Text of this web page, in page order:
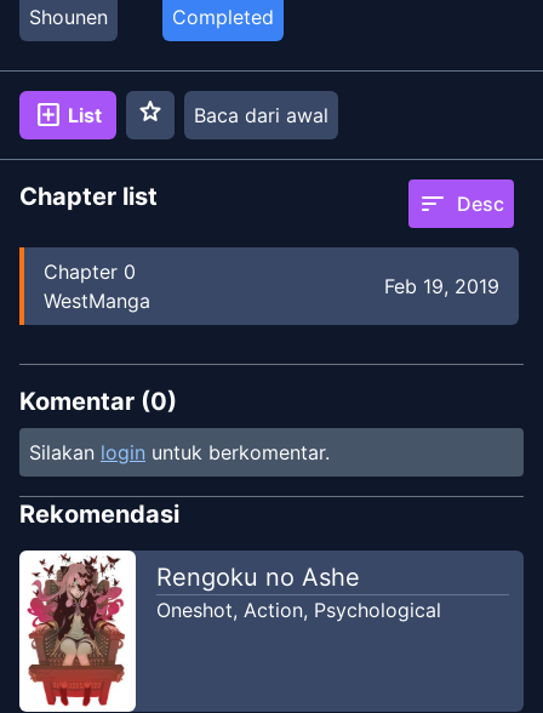
Shounen
Completed
add_box List star Baca dari awal
Chapter list sort Desc
Chapter 0
WestManga
Feb 19, 2019
Komentar (0)
Silakan login untuk berkomentar.
Rekomendasi
Rengoku no Ashe
Oneshot, Action, Psychological